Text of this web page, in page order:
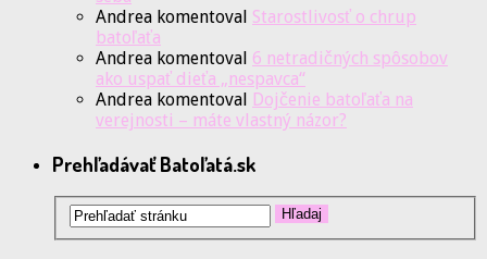
Andrea komentoval Starostlivosť o chrup
batoľaťa
Andrea komentoval 6 netradičných spôsobov
ako uspať dieťa „nespavca“
Andrea komentoval Dojčenie batoľaťa na
verejnosti – máte vlastný názor?
Prehľadávať Batoľatá.sk